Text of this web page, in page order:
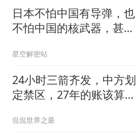
日本不怕中国有导弹，也
不怕中国的核武器，甚至
星空解密站
24小时三箭齐发，中方划
定禁区，27年的账该算
侃侃世界之最